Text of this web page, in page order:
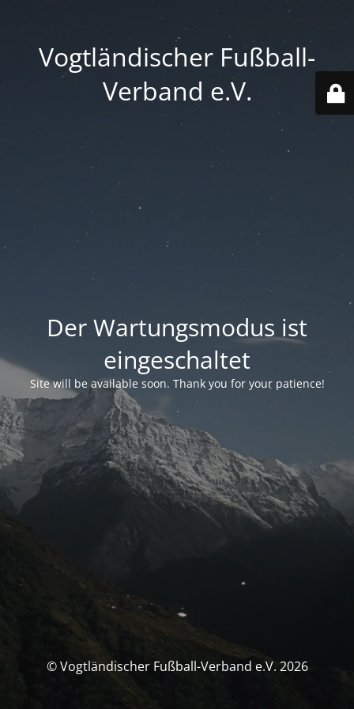
Vogtländischer Fußball-
Verband e.V.
Der Wartungsmodus ist
eingeschaltet
Site will be available soon. Thank you for your patience!
© Vogtländischer Fußball-Verband e.V. 2026